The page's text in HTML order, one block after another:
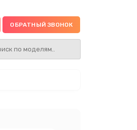
ОБРАТНЫЙ ЗВОНОК